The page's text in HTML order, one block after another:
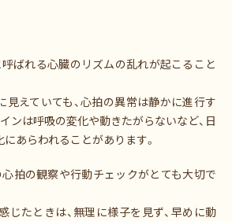
呼ばれる心臓のリズムの乱れが起こること
見えていても、心拍の異常は静かに進行す
ンは呼吸の変化や動きたがらないなど、日
あらわれることがあります。
心拍の観察や行動チェックがとても大切で
じたときは、無理に様子を見ず、早めに動